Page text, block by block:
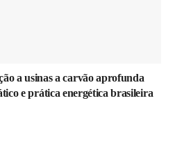
a usinas a carvão aprofunda
e prática energética brasileira